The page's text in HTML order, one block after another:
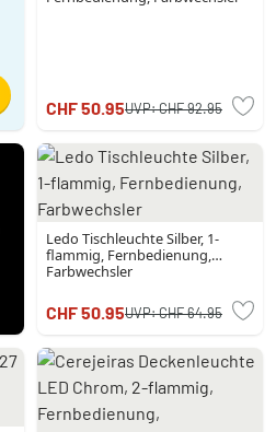
CHF 50.95UVP:CHF 92.95
Ledo Tischleuchte Silber, 1-
flammig, Fernbedienung,
Farbwechsler
CHF 50.95UVP:CHF 64.95